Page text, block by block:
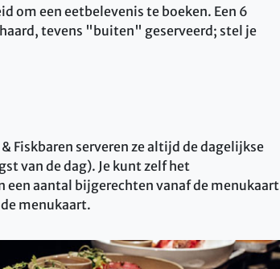
om een eetbelevenis te boeken. Een 6
tevens "buiten" geserveerd; stel je
Fiskbaren serveren ze altijd de dagelijkse
van de dag). Je kunt zelf het
aantal bijgerechten vanaf de menukaart
menukaart.